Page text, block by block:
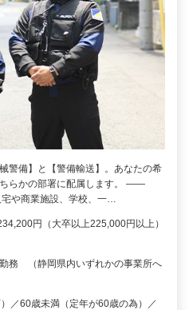
警備】と【警備輸送】。あなたの希
らかの部署に配属します。 ――
や商業施設、学校、一…
円（大卒以上225,000円以上）
務 （静岡県内いずれかの事業所へ
／60歳未満（定年が60歳の為）／